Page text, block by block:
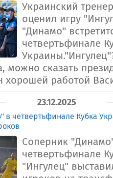
Украинский
оценил игру
"Динамо"
четвертьфинале
можно сказать
хорошей работой
23.12.2025
в четвертьфинале Кубка
Соперник
четвертьфинале
"Ингулец"